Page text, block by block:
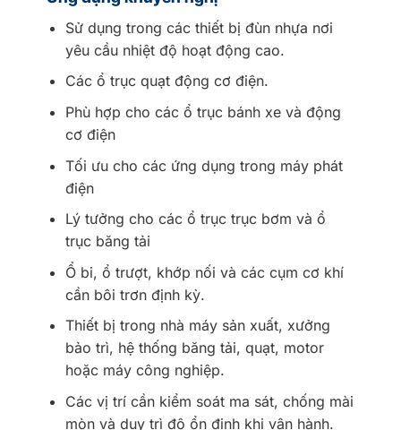
Sử dụng trong các thiết bị đùn nhựa nơi
yêu cầu nhiệt độ hoạt động cao.
Các ổ trục quạt động cơ điện.
Phù hợp cho các ổ trục bánh xe và động
cơ điện
Tối ưu cho các ứng dụng trong máy phát
điện
Lý tưởng cho các ổ trục trục bơm và ổ
trục băng tải
Ổ bi, ổ trượt, khớp nối và các cụm cơ khí
cần bôi trơn định kỳ.
Thiết bị trong nhà máy sản xuất, xưởng
bảo trì, hệ thống băng tải, quạt, motor
hoặc máy công nghiệp.
Các vị trí cần kiểm soát ma sát, chống mài
mòn và duy trì độ ổn định khi vận hành.